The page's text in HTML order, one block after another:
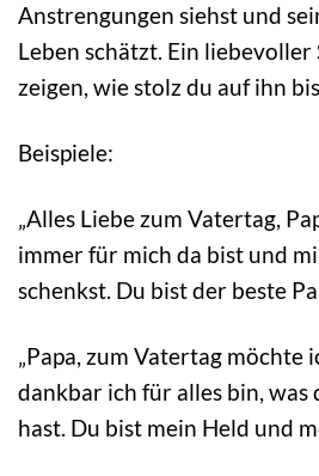
Anstrengungen siehst und
Leben schätzt. Ein liebevoller
zeigen, wie stolz du auf ihn
Beispiele:
„Alles Liebe zum Vatertag,
immer für mich da bist und
schenkst. Du bist der beste
„Papa, zum Vatertag möchte
dankbar ich für alles bin, was
hast. Du bist mein Held und